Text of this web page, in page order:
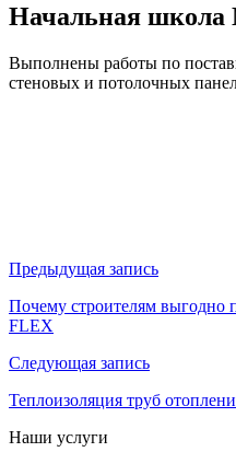
Начальная школа
Выполнены работы по
стеновых и потолочных
Навигация
по
записям
Предыдущая запись
Почему строителям выгодно
FLEX
Следующая запись
Теплоизоляция труб
Наши услуги